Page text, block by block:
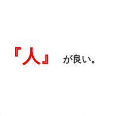
『人』 が良い。